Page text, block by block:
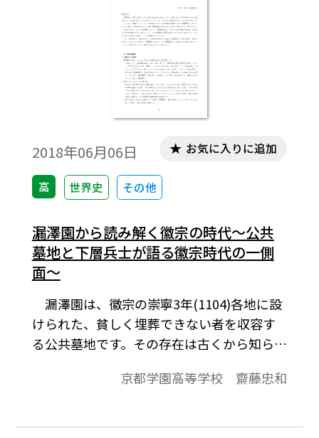
2018年06月06日
高 世界史 その他
お気に入りに追加
漏澤園から読み解く徽宗の時代～公共
墓地と下層兵士が語る徽宗時代の一側
面～
漏澤園は、徽宗の崇寧3年(1104)各地に設
けられた、貧しく埋葬できない者を収容す
る公共墓地です。その存在は古くから知られ
ができませんでした。本稿では、漏澤園と
宗の時代とはどのような時代かについて、
京都学園高等学校 齋藤忠和